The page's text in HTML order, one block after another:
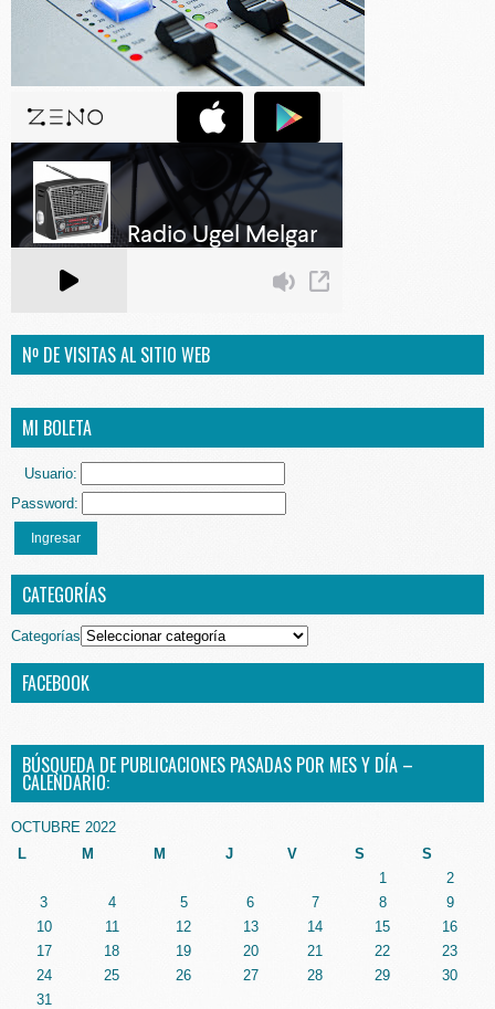
Nº DE VISITAS AL SITIO WEB
MI BOLETA
Usuario:
Password:
Ingresar
CATEGORÍAS
Categorías
FACEBOOK
BÚSQUEDA DE PUBLICACIONES PASADAS POR MES Y DÍA –
CALENDARIO:
OCTUBRE 2022
L
M M J V S S
1
2
3
4 5 6 7 8
9
10
11 12 13 14 15
16
17
18 19 20 21 22
23
24
25 26 27 28 29
30
31